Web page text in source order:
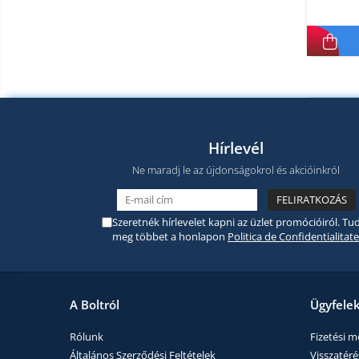
és
Hírlevél
Ne maradj le az újdonságokrol és akcióinkról
Szeretnék hírlevelet kapni az üzlet promócióiról.
meg többet a honlapon Politica de Confidentialitate
A Boltról
Rólunk
Általános Szerződési Feltételek
Fizetési